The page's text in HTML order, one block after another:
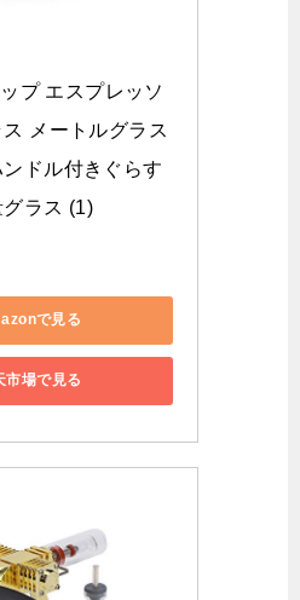
プ エスプレッソ
メートルグラス
ドル付きぐらす
ラス (1)
で見る
市場で見る